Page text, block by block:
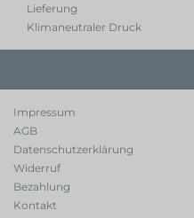
Lieferung
Klimaneutraler Druck
Impressum
AGB
Datenschutzerklärung
Widerruf
Bezahlung
Kontakt